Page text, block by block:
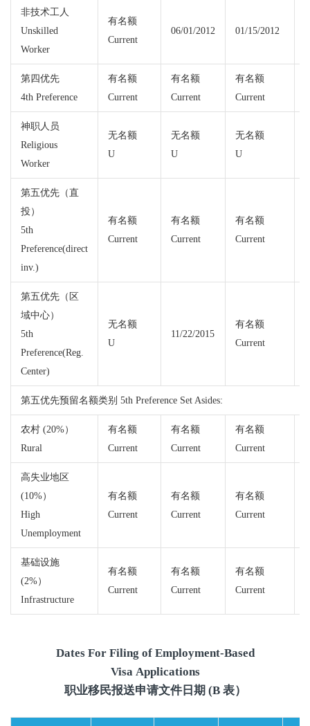
非技术工人
Unskilled
Worker
有名额
Current
06/01/2012 01/15/2012
第四优先
4th Preference
有名额
Current
有名额
Current
有名额
Current
神职人员
Religious
Worker
无名额
U
无名额
U
无名额
U
第五优先（直
投）
5th
Preference(direct
inv.)
有名额
Current
有名额
Current
有名额
Current
第五优先（区
域中心）
5th
Preference(Reg.
Center)
无名额
U
11/22/2015
有名额
Current
第五优先预留名额类别 5th Preference Set Asides:
农村 (20%）
Rural
有名额
Current
有名额
Current
有名额
Current
高失业地区
(10%）
High
Unemployment
有名额
Current
有名额
Current
有名额
Current
基础设施
(2%）
Infrastructure
有名额
Current
有名额
Current
有名额
Current
Dates For Filing of Employment-Based
Visa Applications
职业移民报送申请文件日期 (B 表）